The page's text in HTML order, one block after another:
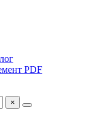
PDF
×